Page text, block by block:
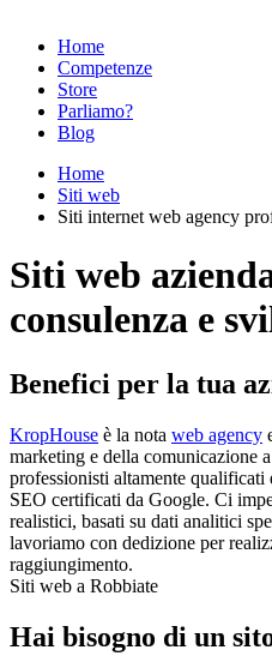
Home
Competenze
Store
Parliamo?
Blog
Home
Siti web
Siti internet web agency
Siti web
consulenza e
Benefici per la tua
KropHouse è la nota web agency
marketing e della comunicazione
professionisti altamente qualificati
SEO certificati da Google. Ci
realistici, basati su dati analitici
lavoriamo con dedizione per
raggiungimento.
Siti web a Robbiate
Hai bisogno di un